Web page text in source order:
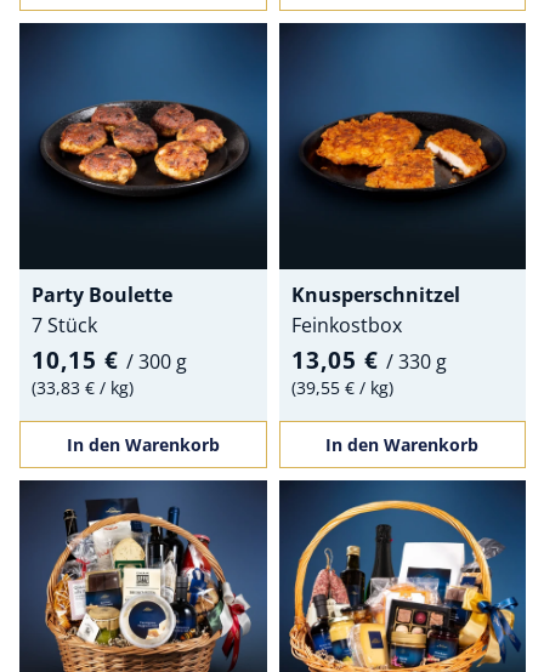
Party Boulette
7 Stück
10,15 € /300 g
33,83 € / kg
In den Warenkorb
Knusperschnitzel
Feinkostbox
13,05 € /330 g
39,55 € / kg
In den Warenkorb